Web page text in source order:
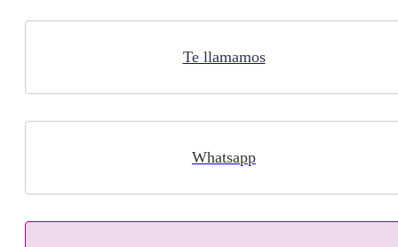
Te llamamos
Whatsapp